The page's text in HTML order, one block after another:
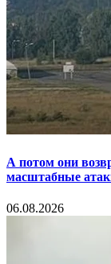
А потом они
масштабные
06.08.2026